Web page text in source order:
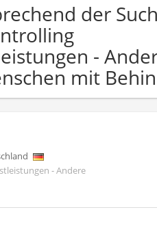
der
-
mit
- Andere